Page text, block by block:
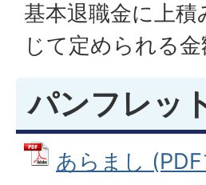
基本退職金に上
じて定められる金
パンフレッ
あらまし